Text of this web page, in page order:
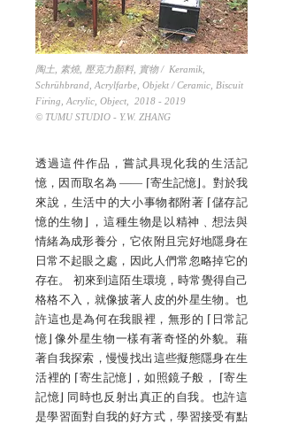
陶土, 素燒, 壓克力顏料, 實物 / Keramik,
Schrühbrand, Acrylfarbe, Objekt / Ceramic, Biscuit
Firing, Acrylic, Object, 2018 - 2019
© TUMU STUDIO - Y.W. ZHANG
透過這件作品，嘗試具現化我的生活記
憶，因而取名為 —— ⌈寄生記憶⌋。對於我
來說，生活中的大小事物都附著 ⌈儲存記
憶的生物⌋ ，這種生物是以精神﹑想法與
情緒為成形養分，它依附且完好地隱身在
日常不起眼之處，因此人們常忽略掉它的
存在。 初來到這陌生環境，時常覺得自己
格格不入，就像披著人皮的外星生物。也
許這也是為何在我眼裡，無形的 ⌈日常記
憶⌋ 像外星生物一樣有著奇怪的外貌。藉
著自我探索，慢慢找出這些擬態隱身在生
活裡的 ⌈寄生記憶⌋，如照鏡子般， ⌈寄生
記憶⌋ 同時也反射出真正的自我。也許這
是學習面對自我的好方式，學習接受有點